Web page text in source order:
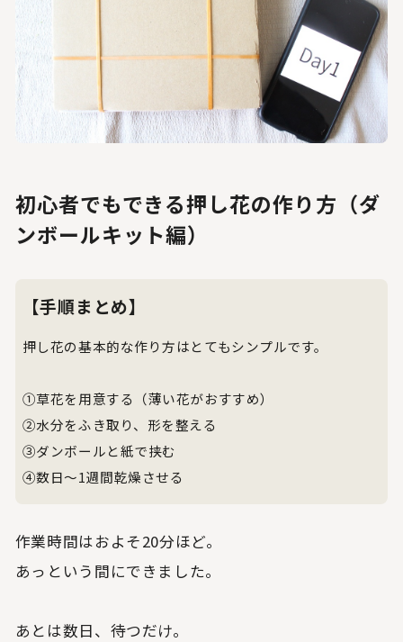
初心者でもできる押し花の作り方（ダ
ンボールキット編）
【手順まとめ】
押し花の基本的な作り方はとてもシンプルです。
①草花を用意する（薄い花がおすすめ）
②水分をふき取り、形を整える
③ダンボールと紙で挟む
④数日〜1週間乾燥させる
作業時間はおよそ20分ほど。
あっという間にできました。
あとは数日、待つだけ。